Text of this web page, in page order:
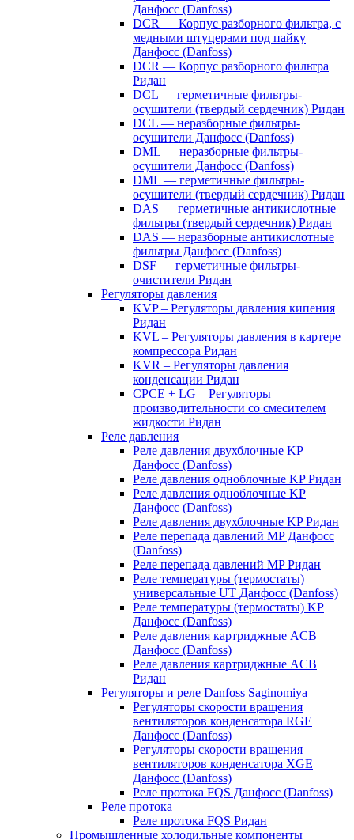
Данфосс (Danfoss)
DCR — Корпус разборного фильтра, с
медными штуцерами под пайку
Данфосс (Danfoss)
DCR — Корпус разборного фильтра
Ридан
DCL — герметичные фильтры-
осушители (твердый сердечник) Ридан
DCL — неразборные фильтры-
осушители Данфосс (Danfoss)
DML — неразборные фильтры-
осушители Данфосс (Danfoss)
DML — герметичные фильтры-
осушители (твердый сердечник) Ридан
DAS — герметичные антикислотные
фильтры (твердый сердечник) Ридан
DAS — неразборные антикислотные
фильтры Данфосс (Danfoss)
DSF — герметичные фильтры-
очистители Ридан
Регуляторы давления
KVP – Регуляторы давления кипения
Ридан
KVL – Регуляторы давления в картере
компрессора Ридан
KVR – Регуляторы давления
конденсации Ридан
CPCE + LG – Регуляторы
производительности со смесителем
жидкости Ридан
Реле давления
Реле давления двухблочные KP
Данфосс (Danfoss)
Реле давления одноблочные KP Ридан
Реле давления одноблочные KP
Данфосс (Danfoss)
Реле давления двухблочные KP Ридан
Реле перепада давлений MP Данфосс
(Danfoss)
Реле перепада давлений MP Ридан
Реле температуры (термостаты)
универсальные UT Данфосс (Danfoss)
Реле температуры (термостаты) KP
Данфосс (Danfoss)
Реле давления картриджные ACB
Данфосс (Danfoss)
Реле давления картриджные ACB
Ридан
Регуляторы и реле Danfoss Saginomiya
Регуляторы скорости вращения
вентиляторов конденсатора RGE
Данфосс (Danfoss)
Регуляторы скорости вращения
вентиляторов конденсатора XGE
Данфосс (Danfoss)
Реле протока FQS Данфосс (Danfoss)
Реле протока
Реле протока FQS Ридан
Промышленные холодильные компоненты